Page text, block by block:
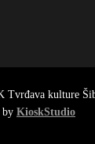
Tvrđava kulture
by KioskStudio